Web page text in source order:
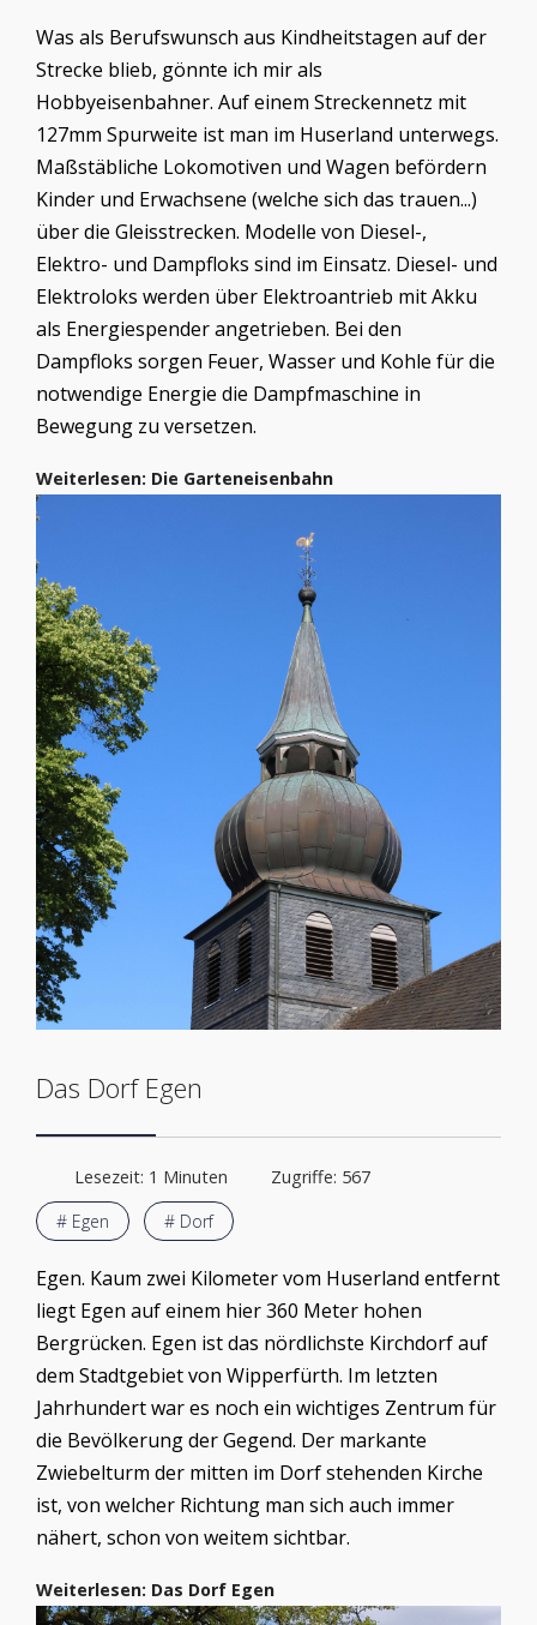
Was als Berufswunsch aus Kindheitstagen auf der
Strecke blieb, gönnte ich mir als
Hobbyeisenbahner. Auf einem Streckennetz mit
127mm Spurweite ist man im Huserland unterwegs.
Maßstäbliche Lokomotiven und Wagen befördern
Kinder und Erwachsene (welche sich das trauen...)
über die Gleisstrecken. Modelle von Diesel-,
Elektro- und Dampfloks sind im Einsatz. Diesel- und
Elektroloks werden über Elektroantrieb mit Akku
als Energiespender angetrieben. Bei den
Dampfloks sorgen Feuer, Wasser und Kohle für die
notwendige Energie die Dampfmaschine in
Bewegung zu versetzen.
Weiterlesen: Die Garteneisenbahn
Das Dorf Egen
Lesezeit: 1 Minuten
Zugriffe: 567
# Egen
# Dorf
Egen. Kaum zwei Kilometer vom Huserland entfernt
liegt Egen auf einem hier 360 Meter hohen
Bergrücken. Egen ist das nördlichste Kirchdorf auf
dem Stadtgebiet von Wipperfürth. Im letzten
Jahrhundert war es noch ein wichtiges Zentrum für
die Bevölkerung der Gegend. Der markante
Zwiebelturm der mitten im Dorf stehenden Kirche
ist, von welcher Richtung man sich auch immer
nähert, schon von weitem sichtbar.
Weiterlesen: Das Dorf Egen